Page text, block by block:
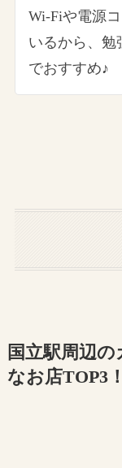
Wi-Fiや電源
いるから、勉
でおすすめ♪
国立駅周辺
なお店TOP3